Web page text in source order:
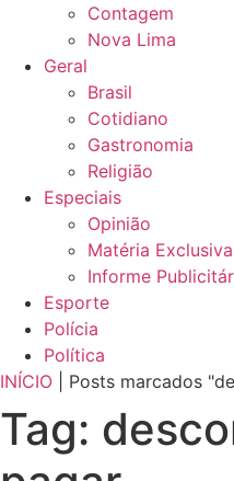
Contagem
Nova Lima
Geral
Brasil
Cotidiano
Gastronomia
Religião
Especiais
Opinião
Matéria Exclusiva
Informe
Esporte
Polícia
Política
INÍCIO
Posts marcados
Tag: